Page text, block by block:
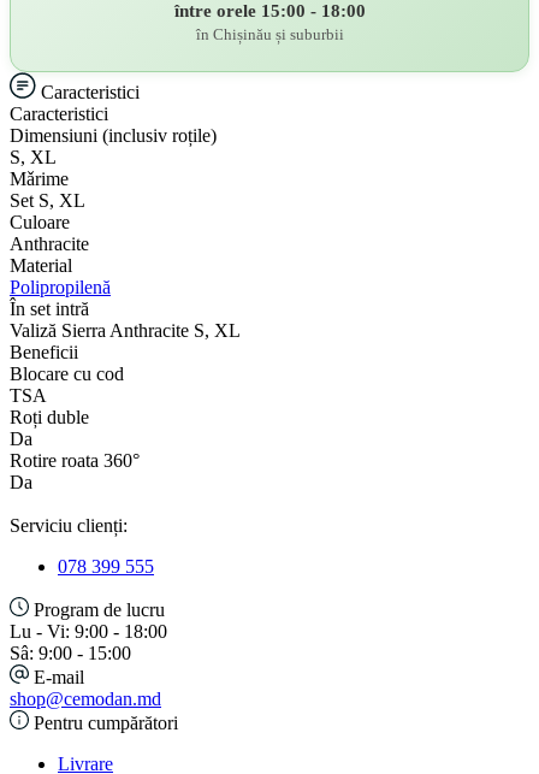
între orele 15:00 - 18:00
în Chișinău și suburbii
Caracteristici
Caracteristici
Dimensiuni (inclusiv roțile)
S, XL
Mǎrime
Set S, XL
Culoare
Anthracite
Material
Polipropilenă
În set intră
Valiză Sierra Anthracite S, XL
Beneficii
Blocare cu cod
TSA
Roți duble
Da
Rotire roata 360°
Da
Serviciu clienți:
078 399 555
Program de lucru
Lu - Vi: 9:00 - 18:00
Sâ: 9:00 - 15:00
E-mail
shop@cemodan.md
Pentru cumpărători
Livrare